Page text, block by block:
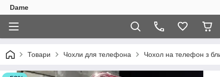
Dame
Товари Чохли для телефона Чохол на телефон з